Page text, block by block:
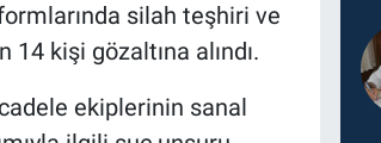
silah teşhiri ve
kişi gözaltına alındı.
ekiplerinin sanal